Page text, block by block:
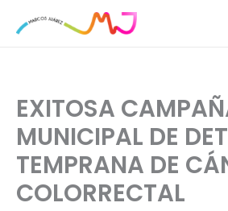
EXITOSA
MUNICIPAL DE
TEMPRANA DE
COLORRECTAL